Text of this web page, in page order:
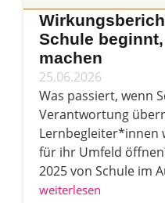
Schule
machen
25.06.2026
Was passiert, wenn
Verantwortung
Lernbegleiter*innen
für ihr Umfeld
2025 von Schule im
weiterlesen